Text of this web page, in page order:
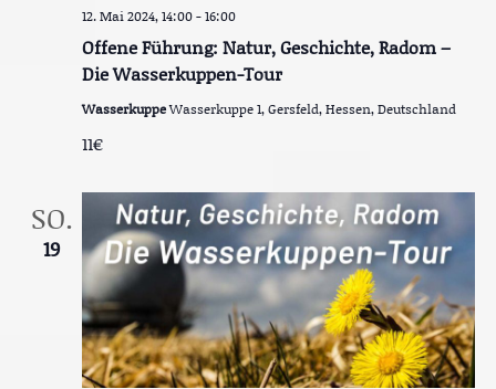
t
n
e
n
S
u
c
h
N
t
i
o
n
Offene Führung: Natur, Geschichte, Radom –
Die Wasserkuppen-Tour
12. Mai 2024, 14:00-16:00
WasserkuppeWasserkuppe 1, Gersfeld, Hessen, Deutschland
11€
SO.
19